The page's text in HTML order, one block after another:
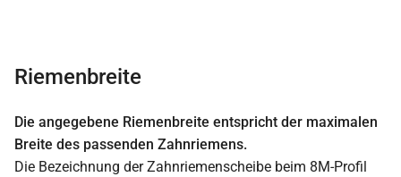
Riemenbreite
Die angegebene Riemenbreite entspricht der maximalen
Breite des passenden Zahnriemens.
Die Bezeichnung der Zahnriemenscheibe beim 8M-Profil